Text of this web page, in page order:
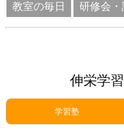
教室の毎日
研修会・
伸栄学
学習塾